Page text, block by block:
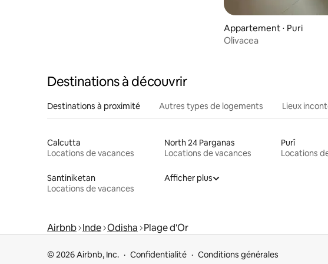
Appartement ⋅ Puri
Olivacea
Destinations à découvrir
Destinations à proximité Autres types de logements Lieux
Calcutta
Locations de vacances
North 24 Parganas
Locations de vacances
Purî
Locations
Santiniketan
Locations de vacances
Afficher plus
Airbnb Inde Odisha Plage d'Or
© 2026 Airbnb, Inc. Confidentialité Conditions générales